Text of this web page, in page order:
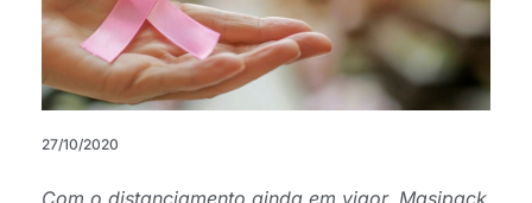
27/10/2020
Com o distanciamento ainda em vigor, Masipack